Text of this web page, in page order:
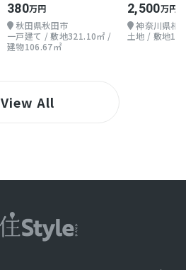
380万円
秋田県秋田市
一戸建て / 敷地321.10㎡ /
建物106.67㎡
2,500万円
神奈川県相
土地 / 敷地
View All